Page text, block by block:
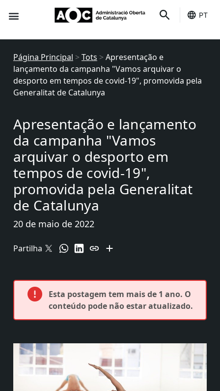
PT
Página Principal >Tots >Apresentação e
lançamento da campanha "Vamos arquivar o
desporto em tempos de covid-19", promovida pela
Generalitat de Catalunya
Apresentação e lançamento
da campanha "Vamos
arquivar o desporto em
tempos de covid-19",
promovida pela Generalitat
de Catalunya
20 de maio de 2022
Partilha
Esta postagem tem mais de 1 ano. O
conteúdo pode não estar atualizado.